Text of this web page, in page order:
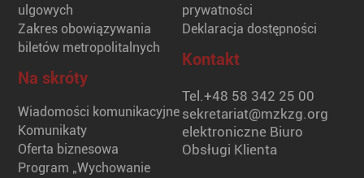
ulgowych
Zakres obowiązywania
biletów metropolitalnych
Na skróty
Wiadomości komunikacyjne
Komunikaty
Oferta biznesowa
Program „Wychowanie
prywatności
Deklaracja dostępności
Kontakt
Tel.+48 58 342 25 00
sekretariat@mzkzg.org
elektroniczne Biuro
Obsługi Klienta